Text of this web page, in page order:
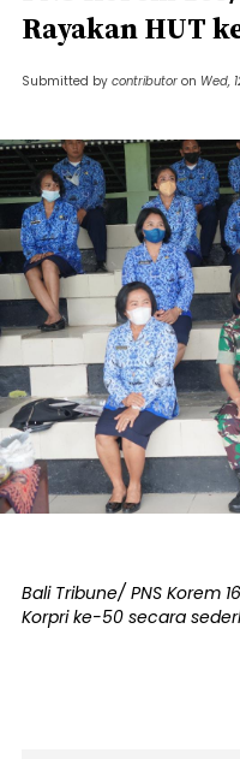
Rayakan HUT
Submitted by contributor on Wed,
Bali Tribune/ PNS Korem
Korpri ke-50 secara